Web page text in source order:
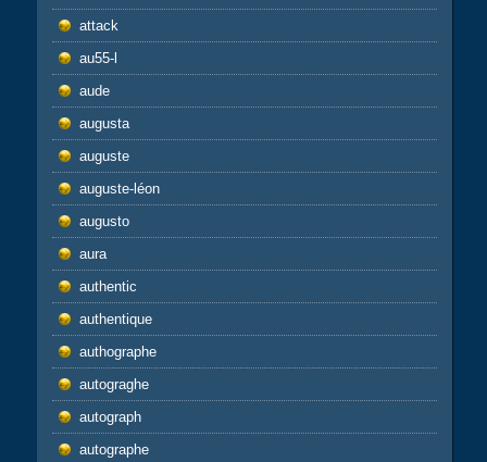
attack
au55-l
aude
augusta
auguste
auguste-léon
augusto
aura
authentic
authentique
authographe
autograghe
autograph
autographe